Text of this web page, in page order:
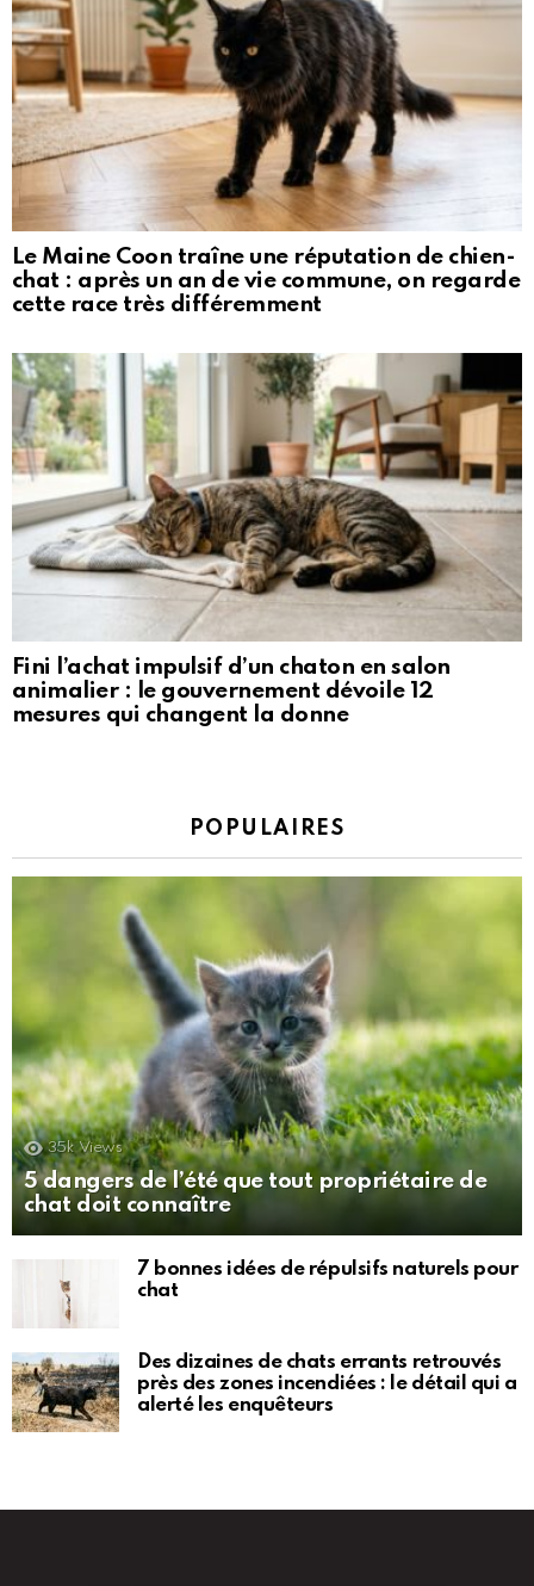
Le Maine Coon traîne une réputation de chien-
chat : après un an de vie commune, on regarde
cette race très différemment
Fini l’achat impulsif d’un chaton en salon
animalier : le gouvernement dévoile 12
mesures qui changent la donne
POPULAIRES
35k Views
5 dangers de l’été que tout propriétaire de
chat doit connaître
7 bonnes idées de répulsifs naturels pour
chat
Des dizaines de chats errants retrouvés
près des zones incendiées : le détail qui a
alerté les enquêteurs